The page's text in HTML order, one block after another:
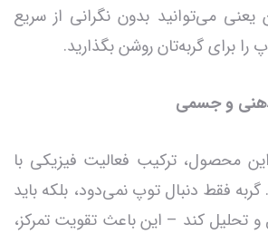
می‌توانید بدون نگرانی از سریع
را برای گربه‌تان روشن بگذارید.
ذهنی و جسمی
محصول، ترکیب فعالیت فیزیکی با
فقط دنبال توپ نمی‌دود، بلکه باید
و تحلیل کند – این باعث تقویت تمرکز،